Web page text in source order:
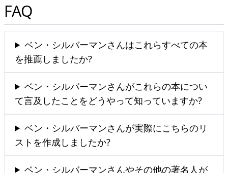
FAQ
ベン・シルバーマンさんはこれらすべての本
を推薦しましたか?
ベン・シルバーマンさんがこれらの本につい
て言及したことをどうやって知っていますか?
ベン・シルバーマンさんが実際にこちらのリ
ストを作成しましたか?
ベン・シルバーマンさんやその他の著名人が